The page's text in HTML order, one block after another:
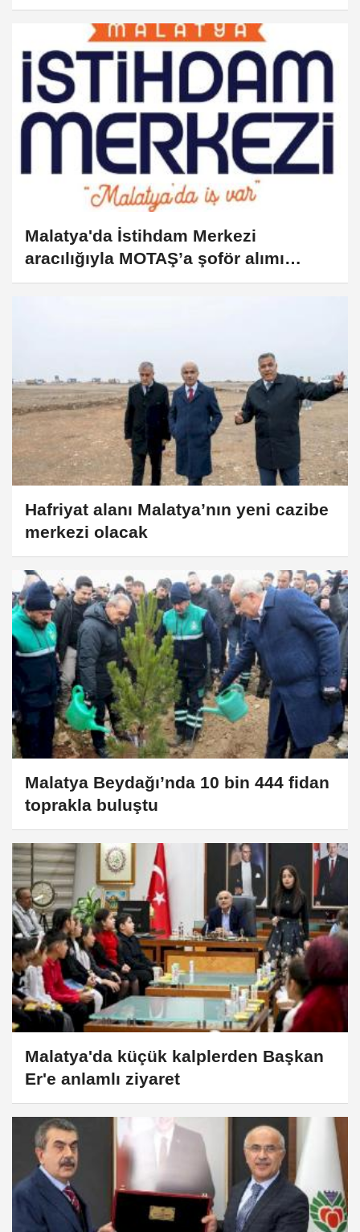
Malatya'da İstihdam Merkezi
aracılığıyla MOTAŞ’a şoför alımı
yapılacak
Hafriyat alanı Malatya’nın yeni cazibe
merkezi olacak
Malatya Beydağı’nda 10 bin 444 fidan
toprakla buluştu
Malatya'da küçük kalplerden Başkan
Er'e anlamlı ziyaret